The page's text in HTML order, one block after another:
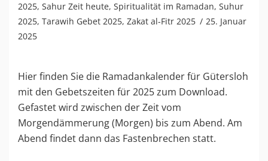
2025, Sahur Zeit heute, Spiritualität im Ramadan, Suhur
2025, Tarawih Gebet 2025, Zakat al-Fitr 2025
25. Januar
2025
Hier finden Sie die Ramadankalender für Gütersloh
mit den Gebetszeiten für 2025 zum Download.
Gefastet wird zwischen der Zeit vom
Morgendämmerung (Morgen) bis zum Abend. Am
Abend findet dann das Fastenbrechen statt.